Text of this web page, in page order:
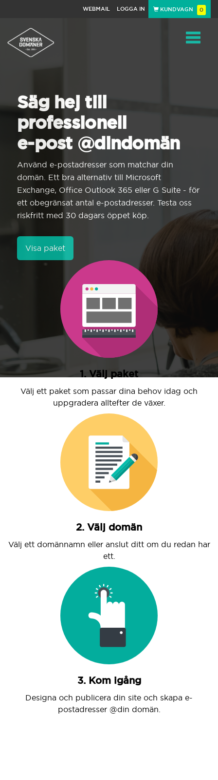
WEBMAIL LOGGA IN KUNDVAGN 0
Säg hej till
professionell
e-post @dindomän
Använd e-postadresser som matchar din
domän. Ett bra alternativ till Microsoft
Exchange, Office Outlook 365 eller G Suite - för
ett obegränsat antal e-postadresser. Testa oss
riskfritt med 30 dagars öppet köp.
Visa paket
1. Välj paket
Välj ett paket som passar dina behov idag och
uppgradera alltefter de växer.
2. Välj domän
Välj ett domännamn eller anslut ditt om du redan har
ett.
3. Kom igång
Designa och publicera din site och skapa e-
postadresser @din domän.